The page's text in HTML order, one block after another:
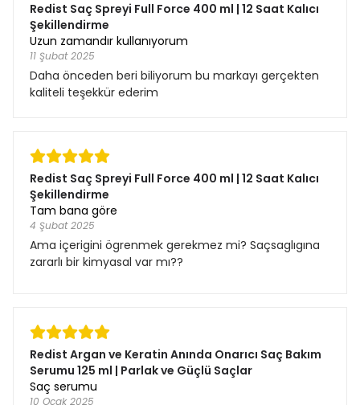
Redist Saç Spreyi Full Force 400 ml | 12 Saat Kalıcı
Şekillendirme
Uzun zamandır kullanıyorum
11 Şubat 2025
Daha önceden beri biliyorum bu markayı gerçekten
kaliteli teşekkür ederim
Redist Saç Spreyi Full Force 400 ml | 12 Saat Kalıcı
Şekillendirme
Tam bana göre
4 Şubat 2025
Ama içerigini ögrenmek gerekmez mi? Saçsaglıgına
zararlı bir kimyasal var mı??
Redist Argan ve Keratin Anında Onarıcı Saç Bakım
Serumu 125 ml | Parlak ve Güçlü Saçlar
Saç serumu
10 Ocak 2025